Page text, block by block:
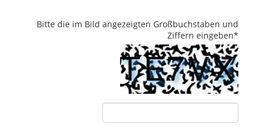
Bitte die im Bild angezeigten Großbuchstaben und
Ziffern eingeben*